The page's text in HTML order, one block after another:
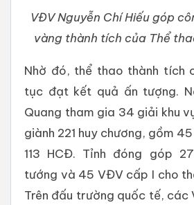
VĐV Nguyễn Chí Hiếu góp
vàng thành tích của Thể
Nhờ đó, thể thao thành tích
tục đạt kết quả ấn tượng.
Quang tham gia 34 giải khu
giành 221 huy chương, gồm
113 HCĐ. Tỉnh đóng góp
tướng và 45 VĐV cấp I cho
Trên đấu trường quốc tế, các